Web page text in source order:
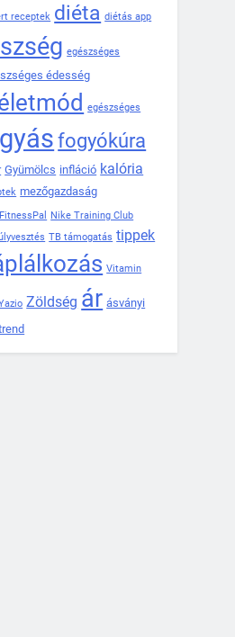
receptek diéta diétás app
egészséges
édesség
egészséges
fogyókúra
Gyümölcs infláció kalória
mezőgazdaság
Nike Training Club
TB támogatás tippek
Vitamin
Zöldség ár ásványi